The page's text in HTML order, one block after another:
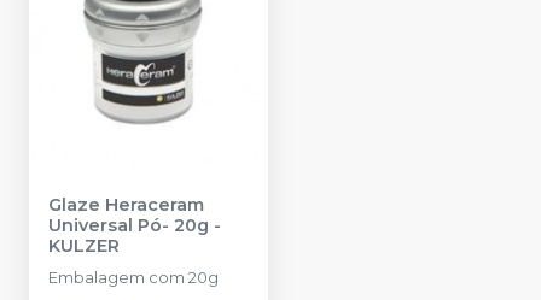
Glaze Heraceram
Universal Pó- 20g -
KULZER
Embalagem com 20g